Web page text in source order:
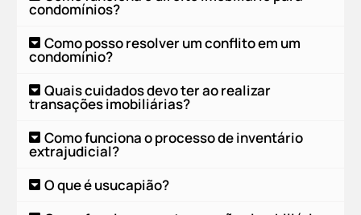
condomínios?
Como posso resolver um conflito em um
condomínio?
Quais cuidados devo ter ao realizar
transações imobiliárias?
Como funciona o processo de inventário
extrajudicial?
O que é usucapião?